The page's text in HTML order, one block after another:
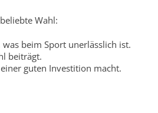
Wahl:
beim Sport unerlässlich ist.
beiträgt.
guten Investition macht.